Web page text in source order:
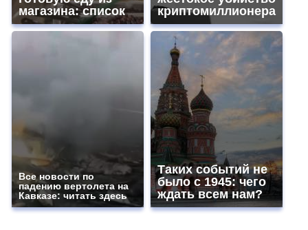
магазина: список
криптомиллионера
Все новости по
падению вертолета на
Кавказе: читать здесь
Таких событий не
было с 1945: чего
ждать всем нам?